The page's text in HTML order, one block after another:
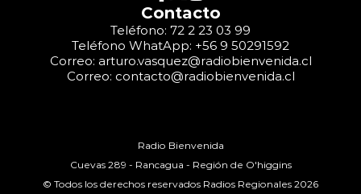
Contacto
Teléfono: 72 2 23 03 99
Teléfono WhatApp: +56 9 50291592
Correo: arturo.vasquez@radiobienvenida.cl
Correo: contacto@radiobienvenida.cl
Radio Bienvenida
Cuevas 289 - Rancagua - Región de O'higgins
© Todos los derechos reservados Radios Regionales 2026